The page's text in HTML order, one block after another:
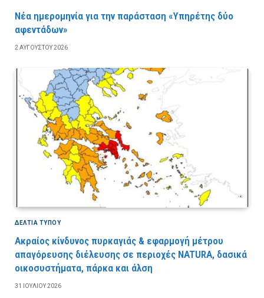
Νέα ημερομηνία για την παράσταση «Υπηρέτης δύο
αφεντάδων»
2 ΑΥΓΟΎΣΤΟΥ 2026
ΔΕΛΤΙΑ ΤΥΠΟΥ
Ακραίος κίνδυνος πυρκαγιάς & εφαρμογή μέτρου
απαγόρευσης διέλευσης σε περιοχές NATURA, δασικά
οικοσυστήματα, πάρκα και άλση
31 ΙΟΥΛΊΟΥ 2026